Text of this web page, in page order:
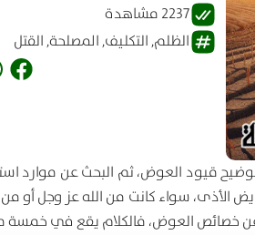
2237 مشاهدة
الظلم,التكليف,المصلحة,القتل
قيود العوض، ثم البحث عن موارد
الأذى، سواء كانت من الله عز وجل أو
عن خصائص العوض، فالكلام يقع في خمسة